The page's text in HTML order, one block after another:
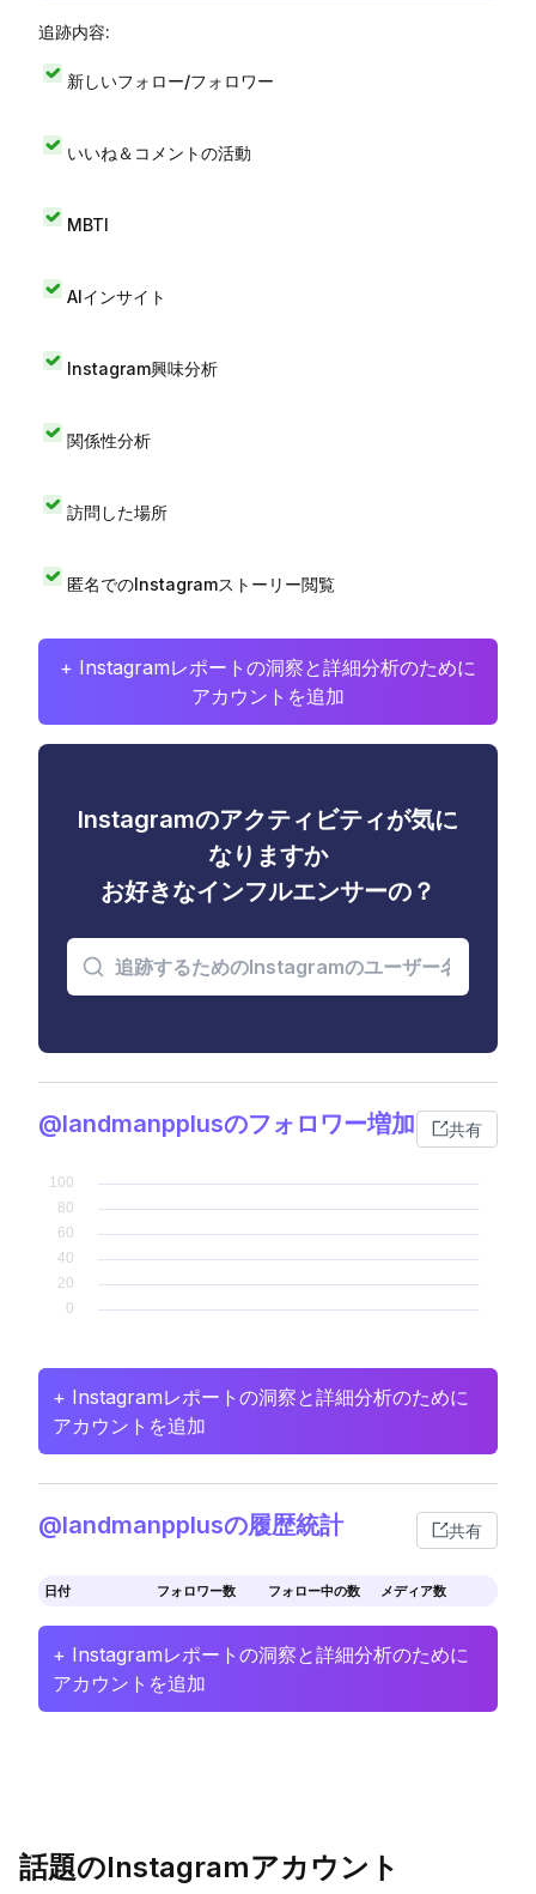
追跡内容:
新しいフォロー/フォロワー
いいね＆コメントの活動
MBTI
AIインサイト
Instagram興味分析
関係性分析
訪問した場所
匿名でのInstagramストーリー閲覧
+ Instagramレポートの洞察と詳細分析のために
アカウントを追加
Instagramのアクティビティが気に
なりますか
お好きなインフルエンサーの？
@landmanpplusのフォロワー増加 共有
+ Instagramレポートの洞察と詳細分析のために
アカウントを追加
@landmanpplusの履歴統計 共有
日付 フォロワー数 フォロー中の数 メディア数
+ Instagramレポートの洞察と詳細分析のために
アカウントを追加
話題のInstagramアカウント